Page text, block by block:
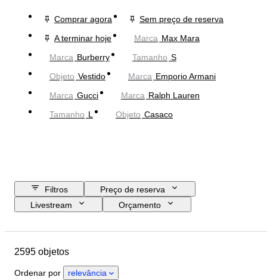
Comprar agora
Sem preço de reserva
A terminar hoje
Marca Max Mara
Marca Burberry Tamanho S
Objeto Vestido Marca Emporio Armani
Marca Gucci Marca Ralph Lauren
Tamanho L Objeto Casaco
Filtros
Preço de reserva
Livestream
Orçamento
País de origem
Estado
2595 objetos
Ordenar por relevância